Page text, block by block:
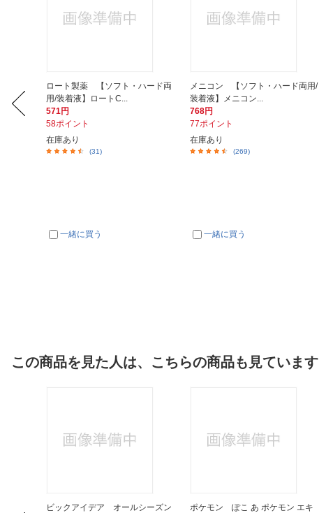
ロート製薬 【ソフト・ハード両
用/装着液】ロートC...
571円
58ポイント
在庫あり
(31)
一緒に買う
メニコン 【ソフト・ハード両用/
装着液】メニコン...
768円
77ポイント
在庫あり
(269)
一緒に買う
この商品を見た人は、こちらの商品も見ています
ビックアイデア オールシーズン
ポケモン ぽこ あ ポケモン エキ